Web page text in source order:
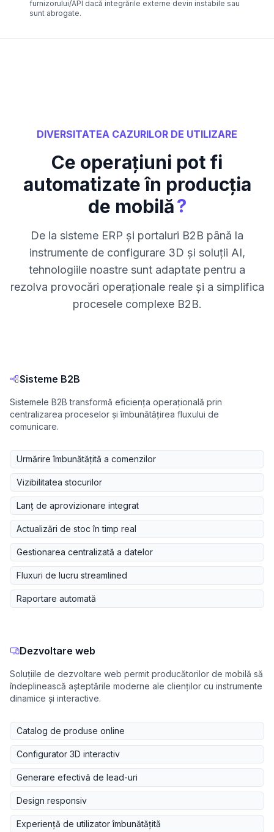
furnizorului/API dacă integrările externe devin instabile sau
sunt abrogate.
DIVERSITATEA CAZURILOR DE UTILIZARE
Ce operațiuni pot fi
automatizate în producția
de mobilă?
De la sisteme ERP și portaluri B2B până la
instrumente de configurare 3D și soluții AI,
tehnologiile noastre sunt adaptate pentru a
rezolva provocări operaționale reale și a simplifica
procesele complexe B2B.
Sisteme B2B
Sistemele B2B transformă eficiența operațională prin
centralizarea proceselor și îmbunătățirea fluxului de
comunicare.
Urmărire îmbunătățită a comenzilor
Vizibilitatea stocurilor
Lanț de aprovizionare integrat
Actualizări de stoc în timp real
Gestionarea centralizată a datelor
Fluxuri de lucru streamlined
Raportare automată
Dezvoltare web
Soluțiile de dezvoltare web permit producătorilor de mobilă să
îndeplinească așteptările moderne ale clienților cu instrumente
dinamice și interactive.
Catalog de produse online
Configurator 3D interactiv
Generare efectivă de lead-uri
Design responsiv
Experiență de utilizator îmbunătățită